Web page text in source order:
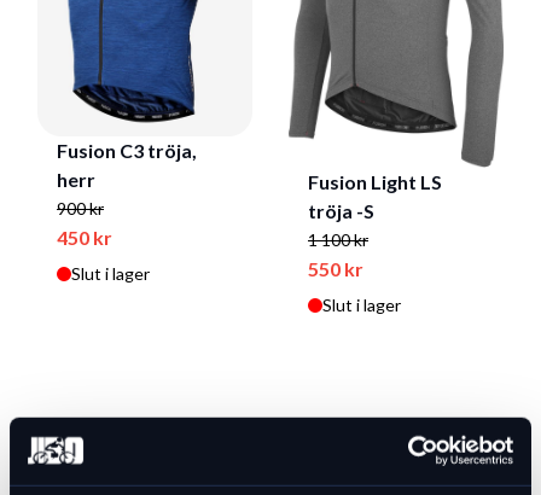
Fusion C3 tröja,
herr
900 kr
450 kr
Slut i lager
Fusion Light LS
tröja -S
1 100 kr
550 kr
Slut i lager
-50 %